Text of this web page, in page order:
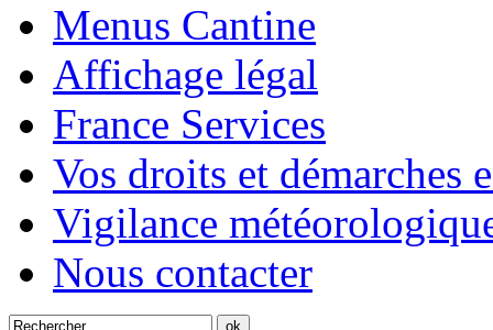
Menus Cantine
Affichage légal
France Services
Vos droits et démarches
Vigilance
Nous contacter